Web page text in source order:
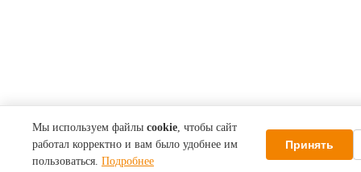
Мы используем файлы cookie, чтобы сайт
работал корректно и вам было удобнее им
пользоваться. Подробнее
Принять